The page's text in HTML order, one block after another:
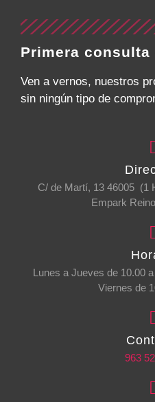
Primera consulta
Ven a vernos, nuestros
sin ningún tipo de
C/ de Martí, 13 46005 (1
Empark
Lunes a Jueves de 10.00
Viernes de
963